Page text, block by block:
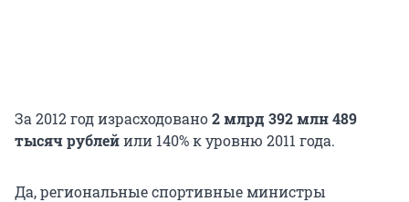
За 2012 год израсходовано2 млрд 392 млн 489
тысяч рублейили 140% к уровню 2011 года.
Да, региональные спортивные министры